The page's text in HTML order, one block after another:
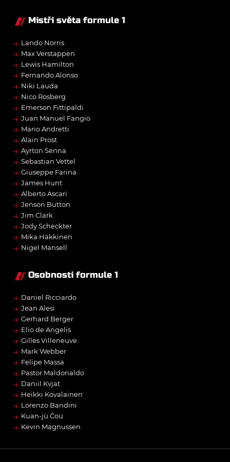
Mistři světa formule 1
→ Lando Norris
→ Max Verstappen
→ Lewis Hamilton
→ Fernando Alonso
→ Niki Lauda
→ Nico Rosberg
→ Emerson Fittipaldi
→ Juan Manuel Fangio
→ Mario Andretti
→ Alain Prost
→ Ayrton Senna
→ Sebastian Vettel
→ Giuseppe Farina
→ James Hunt
→ Alberto Ascari
→ Jenson Button
→ Jim Clark
→ Jody Scheckter
→ Mika Häkkinen
→ Nigel Mansell
Osobnosti formule 1
→ Daniel Ricciardo
→ Jean Alesi
→ Gerhard Berger
→ Elio de Angelis
→ Gilles Villeneuve
→ Mark Webber
→ Felipe Massa
→ Pastor Maldonaldo
→ Daniil Kvjat
→ Heikki Kovalainen
→ Lorenzo Bandini
→ Kuan-jü Čou
→ Kevin Magnussen